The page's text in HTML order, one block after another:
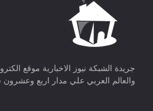
جريدة الشبكة نيوز الاخبارية موقع
والعالم العربي علي مدار اربع